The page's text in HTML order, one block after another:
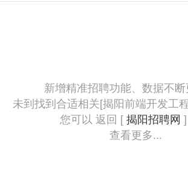
新增精准招聘功能、数据不
未到找到合适相关[揭阳前端开发工
您可以 返回 [ 揭阳招聘网
查看更多...